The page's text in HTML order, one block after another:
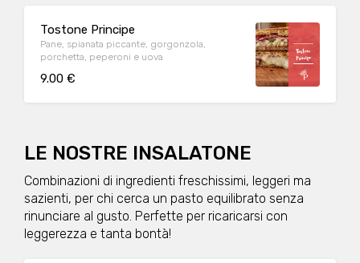
Tostone Principe
Pane, spianata piccante, gorgonzola,
porchetta, peperoni e uova
9.00 €
LE NOSTRE INSALATONE
Combinazioni di ingredienti freschissimi, leggeri ma
sazienti, per chi cerca un pasto equilibrato senza
rinunciare al gusto. Perfette per ricaricarsi con
leggerezza e tanta bontà!